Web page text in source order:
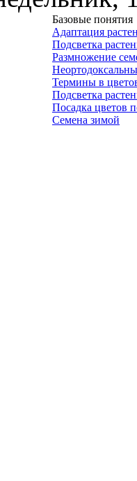
Базовые понятия
Адаптация
Подсветка
Размножение
Термины в
Подсветка
Посадка цветов
Семена зимой